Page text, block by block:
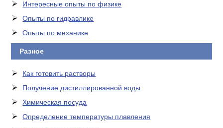
Интересные опыты по физике
Опыты по гидравлике
Опыты по механике
Разное
Как готовить растворы
Получение дистиллированной воды
Химическая посуда
Определение температуры плавления